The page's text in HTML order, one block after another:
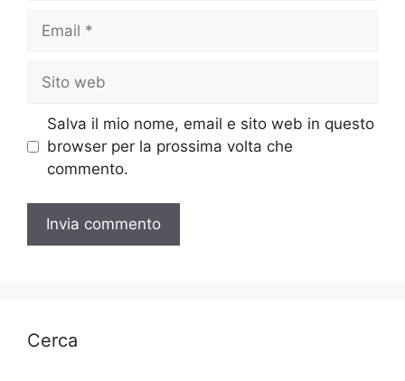
web
Salva il mio nome, email e sito web in questo
browser per la prossima volta che
commento.
Cerca